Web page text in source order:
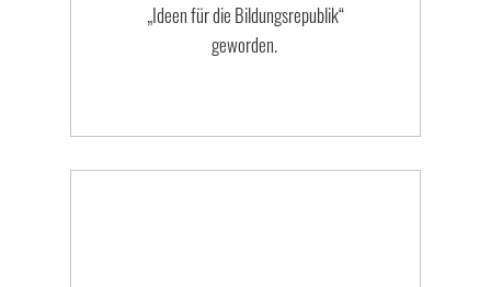
„Ideen für die Bildungsrepublik“
geworden.